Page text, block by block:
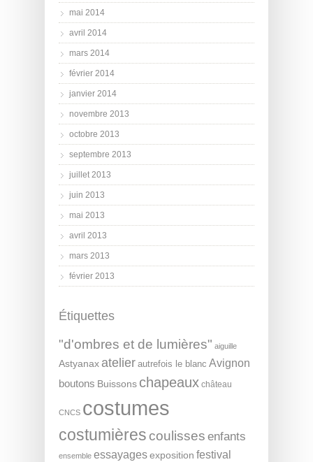
mai 2014
avril 2014
mars 2014
février 2014
janvier 2014
novembre 2013
octobre 2013
septembre 2013
juillet 2013
juin 2013
mai 2013
avril 2013
mars 2013
février 2013
Étiquettes
"d'ombres et de lumières" aiguille
Astyanax atelier autrefois le blanc Avignon
boutons Buissons chapeaux château
CNCS costumes
costumières coulisses enfants
ensemble essayagesexposition festival